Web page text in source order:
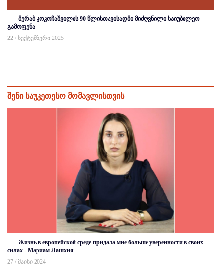
მერაბ კოკოჩაშვილის 90 წლისთავისადმი მიძღვნილი საიუბილეო
გამოფენა
22 / სექტემბერი 2025
შენი საუკეთესო მომავლისთვის
Жизнь в европейской среде придала мне больше уверенности в своих
силах - Мариам Лашхия
27 / მაისი 2024